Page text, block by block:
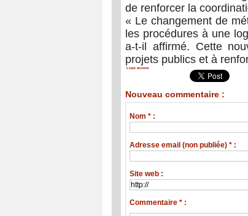
de renforcer la
« Le changement de
les procédures à une
a-t-il affirmé. Cette
projets publics et à
Lisez encore
Nouveau commentaire :
Nom * :
Adresse email (non publiée) * :
Site web :
Commentaire * :